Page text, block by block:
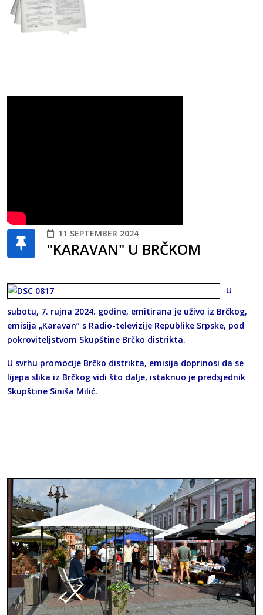
11 SEPTEMBER 2024
"KARAVAN" U BRČKOM
U
subotu, 7. rujna 2024. godine, emitirana je uživo iz Brčkog,
emisija „Karavan“ s Radio-televizije Republike Srpske, pod
pokroviteljstvom Skupštine Brčko distrikta.
U svrhu promocije Brčko distrikta, emisija doprinosi da se
lijepa slika iz Brčkog vidi što dalje, istaknuo je predsjednik
Skupštine Siniša Milić.